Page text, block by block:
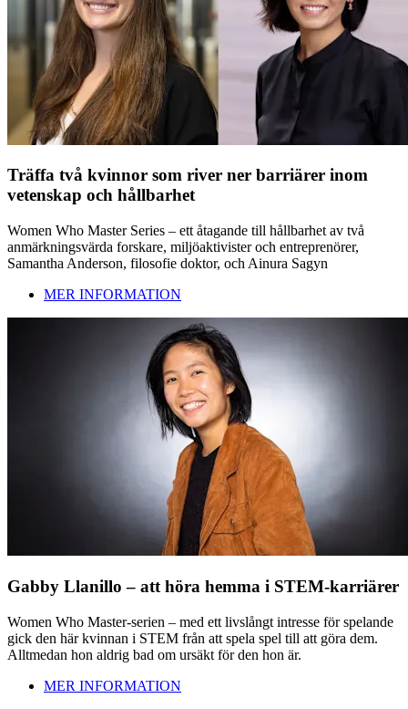
Träffa två kvinnor som river ner barriärer inom
vetenskap och hållbarhet
Women Who Master Series – ett åtagande till hållbarhet av två
anmärkningsvärda forskare, miljöaktivister och entreprenörer,
Samantha Anderson, filosofie doktor, och Ainura Sagyn
MER INFORMATION
Gabby Llanillo – att höra hemma i STEM-karriärer
Women Who Master-serien – med ett livslångt intresse för spelande
gick den här kvinnan i STEM från att spela spel till att göra dem.
Alltmedan hon aldrig bad om ursäkt för den hon är.
MER INFORMATION